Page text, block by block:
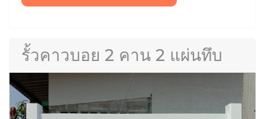
รั้วคาวบอย 2 คาน 2 แผ่นทึบ